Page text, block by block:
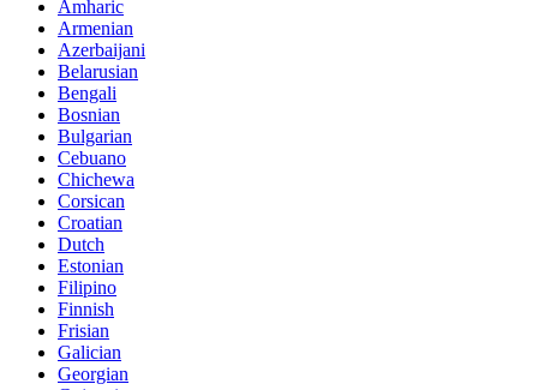
Amharic
Armenian
Azerbaijani
Belarusian
Bengali
Bosnian
Bulgarian
Cebuano
Chichewa
Corsican
Croatian
Dutch
Estonian
Filipino
Finnish
Frisian
Galician
Georgian